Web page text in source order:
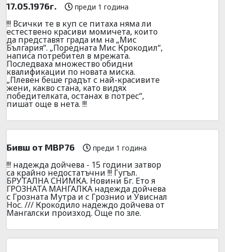
17.05.1976г. преди 1 година
!!! Всички те в куп се питаха няма ли
естествено красиви момичета, които
да представят града им на „Мис
България“. „Поредната Мис Крокодил“,
написа потребител в мрежата.
Последваха множество обидни
квалификации по новата миска.
„Плевен беше градът с най-красивите
жени, какво стана, като видях
победителката, останах в потрес“,
пишат още в нета. !!!
Бивш от МВР76 преди 1 година
!!! надежда дойчева - 15 години затвор
са крайно недостатъчни !!! Гугъл.
БРУТАЛНА СНИМКА. Новини Бг. Ето я
ГРОЗНАТА МАНГАЛКА надежда дойчева
с Грозната Мутра и с Грознио и Увиснал
Нос. /// Крокодило надеждо дойчева от
Мангалски произход. Още по зле.